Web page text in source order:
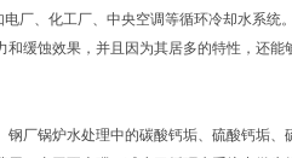
、化工厂、中央空调等循环冷却水系统。
蚀效果，并且因为其居多的特性，还能
厂锅炉水处理中的碳酸钙垢、硫酸钙垢